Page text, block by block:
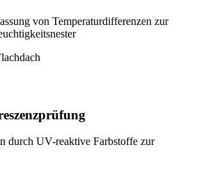
von Temperaturdifferenzen zur
durch UV-reaktive Farbstoffe zur